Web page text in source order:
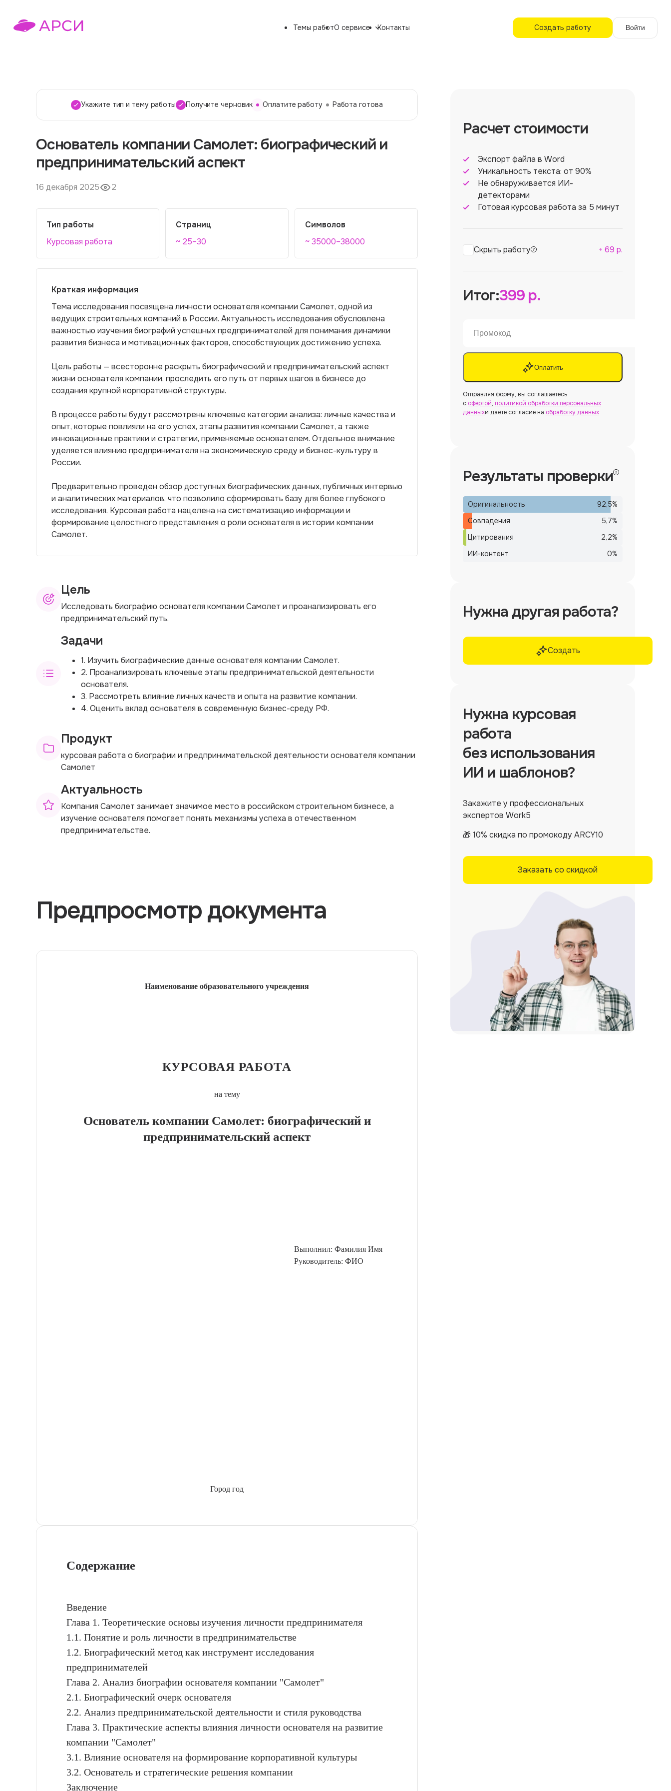
Темы работО сервисе Контакты Создать работу Войти
Укажите тип и тему работы Получите черновик Оплатите работу Работа готова
Основатель компании Самолет: биографический и
предпринимательский аспект
16 декабря 2025 2
Тип работы
Курсовая работа
Страниц
~ 25–30
Символов
~ 35000–38000
Краткая информация
Тема исследования посвящена личности основателя компании Самолет, одной из
ведущих строительных компаний в России. Актуальность исследования обусловлена
важностью изучения биографий успешных предпринимателей для понимания динамики
развития бизнеса и мотивационных факторов, способствующих достижению успеха.
Цель работы — всесторонне раскрыть биографический и предпринимательский аспект
жизни основателя компании, проследить его путь от первых шагов в бизнесе до
создания крупной корпоративной структуры.
В процессе работы будут рассмотрены ключевые категории анализа: личные качества и
опыт, которые повлияли на его успех, этапы развития компании Самолет, а также
инновационные практики и стратегии, применяемые основателем. Отдельное внимание
уделяется влиянию предпринимателя на экономическую среду и бизнес-культуру в
России.
Предварительно проведен обзор доступных биографических данных, публичных интервью
и аналитических материалов, что позволило сформировать базу для более глубокого
исследования. Курсовая работа нацелена на систематизацию информации и
формирование целостного представления о роли основателя в истории компании
Самолет.
Цель
Исследовать биографию основателя компании Самолет и проанализировать его
предпринимательский путь.
Задачи
1. Изучить биографические данные основателя компании Самолет.
2. Проанализировать ключевые этапы предпринимательской деятельности
основателя.
3. Рассмотреть влияние личных качеств и опыта на развитие компании.
4. Оценить вклад основателя в современную бизнес-среду РФ.
Продукт
курсовая работа о биографии и предпринимательской деятельности основателя компании
Самолет
Актуальность
Компания Самолет занимает значимое место в российском строительном бизнесе, а
изучение основателя помогает понять механизмы успеха в отечественном
предпринимательстве.
Предпросмотр документа
Наименование образовательного учреждения
КУРСОВАЯ РАБОТА
на тему
Основатель компании Самолет: биографический и
предпринимательский аспект
Выполнил: Фамилия Имя
Руководитель: ФИО
Город год
Содержание
Введение
Глава 1. Теоретические основы изучения личности предпринимателя
1.1. Понятие и роль личности в предпринимательстве
1.2. Биографический метод как инструмент исследования
предпринимателей
Глава 2. Анализ биографии основателя компании "Самолет"
2.1. Биографический очерк основателя
2.2. Анализ предпринимательской деятельности и стиля руководства
Глава 3. Практические аспекты влияния личности основателя на развитие
компании "Самолет"
3.1. Влияние основателя на формирование корпоративной культуры
3.2. Основатель и стратегические решения компании
Заключение
Расчет стоимости
Экспорт файла в Word
Уникальность текста: от 90%
Не обнаруживается ИИ-
детекторами
Готовая курсовая работа за 5 минут
Скрыть работу + 69 р.
Итог:399р.
Оплатить
Отправляя форму, вы соглашаетесь
с офертой, политикой обработки персональных
данныхи даёте согласие на обработку данных
Результаты проверки
Оригинальность 92,5%
Совпадения
5,7%
Цитирования
2,2%
ИИ-контент
0%
Нужна другая работа?
Создать
Нужна курсовая
работа
без использования
ИИ и шаблонов?
Закажите у профессиональных
экспертов Work5
🎁 10% скидка по промокоду ARCY10
Заказать со скидкой